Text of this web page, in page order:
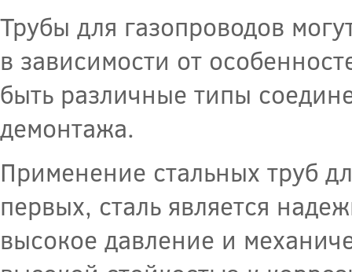
Трубы для газопроводов
в зависимости от
быть различные типы
демонтажа.
Применение стальных труб
первых, сталь является
высокое давление и